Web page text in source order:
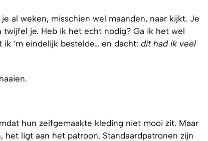
al weken, misschien wel maanden, naar kijkt. Je
je. Heb ik het echt nodig? Ga ik het wel
‘m eindelijk bestelde… en dacht: dit had ik veel
hun zelfgemaakte kleding niet mooi zit. Maar
ligt aan het patroon. Standaardpatronen zijn